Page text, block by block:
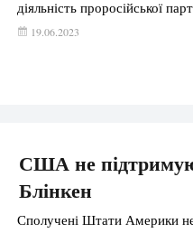
діяльність проросійської
19.06.2023
США не
Блінкен
Сполучені Штати Америки